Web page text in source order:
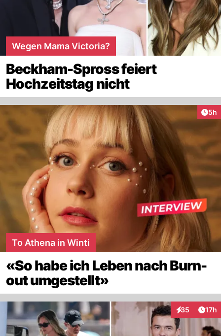
Wegen Mama Victoria?
Beckham-Spross feiert
Hochzeitstag nicht
5h
To Athena in Winti
«So habe ich Leben nach Burn-
out umgestellt»
35
Interaktionen
17h